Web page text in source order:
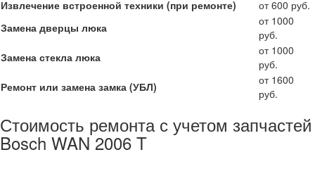
Извлечение встроенной техники (при ремонте)
от 600 руб.
Замена дверцы люка
от 1000
руб.
Замена стекла люка
от 1000
руб.
Ремонт или замена замка (УБЛ)
от 1600
руб.
Стоимость ремонта с учетом запчастей
Bosch WAN 2006 T